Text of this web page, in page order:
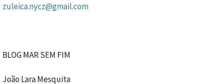
zuleica.nycz@gmail.com
BLOG MAR SEM FIM
João Lara Mesquita